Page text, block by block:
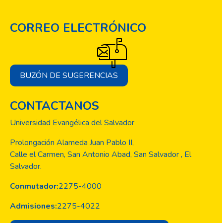
CORREO ELECTRÓNICO
BUZÓN DE SUGERENCIAS
CONTACTANOS
Universidad Evangélica del Salvador
Prolongación Alameda Juan Pablo II,
Calle el Carmen, San Antonio Abad, San Salvador , El
Salvador.
Conmutador:2275-4000
Admisiones:2275-4022